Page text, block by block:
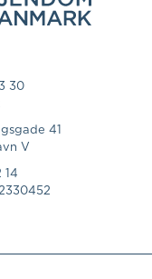
30
41
V
14